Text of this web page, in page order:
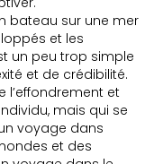
bateau sur une mer
et les
un peu trop simple
et de crédibilité.
l’effondrement et
mais qui se
voyage dans
et des